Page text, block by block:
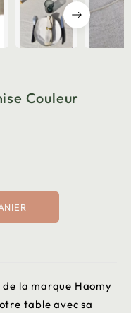
Couleur
de la marque Haomy
table avec sa